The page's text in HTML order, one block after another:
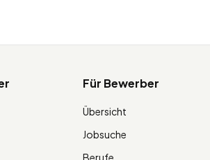
Für Bewerber
Übersicht
Jobsuche
Berufe